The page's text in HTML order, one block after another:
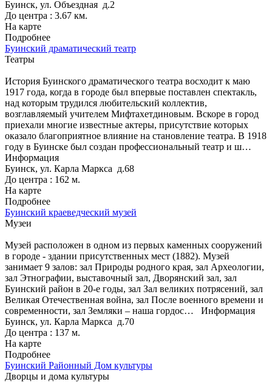
Буинск, ул. Объездная д.2
До центра : 3.67 км.
На карте
Подробнее
Буинский драматический театр
Театры
История Буинского драматического театра восходит к маю
1917 года, когда в городе был впервые поставлен спектакль,
над которым трудился любительский коллектив,
возглавляемый учителем Мифтахетдиновым. Вскоре в город
приехали многие известные актеры, присутствие которых
оказало благоприятное влияние на становление театра. В 1918
году в Буинске был создан профессиональный театр и ш…
Информация
Буинск, ул. Карла Маркса д.68
До центра : 162 м.
На карте
Подробнее
Буинский краеведческий музей
Музеи
Музей расположен в одном из первых каменных сооружений
в городе - здании присутственных мест (1882). Музей
занимает 9 залов: зал Природы родного края, зал Археологии,
зал Этнографии, выставочный зал, Дворянский зал, зал
Буинский район в 20-е годы, зал Зал великих потрясений, зал
Великая Отечественная война, зал После военного времени и
современности, зал Земляки – наша гордос… Информация
Буинск, ул. Карла Маркса д.70
До центра : 137 м.
На карте
Подробнее
Буинский Районный Дом культуры
Дворцы и дома культуры